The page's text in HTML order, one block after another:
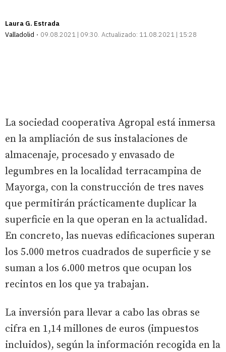
Laura G. Estrada
Valladolid
09.08.2021 | 09:30 Actualizado: 11.08.2021 | 15:28
La sociedad cooperativa Agropal está inmersa
en la ampliación de sus instalaciones de
almacenaje, procesado y envasado de
legumbres en la localidad terracampina de
Mayorga, con la construcción de tres naves
que permitirán prácticamente duplicar la
superficie en la que operan en la actualidad.
En concreto, las nuevas edificaciones superan
los 5.000 metros cuadrados de superficie y se
suman a los 6.000 metros que ocupan los
recintos en los que ya trabajan.
La inversión para llevar a cabo las obras se
cifra en 1,14 millones de euros (impuestos
incluidos), según la información recogida en la